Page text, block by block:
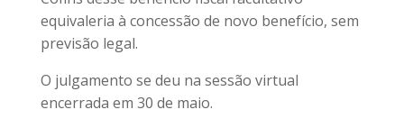
equivaleria à concessão de novo benefício, sem
previsão legal.
O julgamento se deu na sessão virtual
encerrada em 30 de maio.